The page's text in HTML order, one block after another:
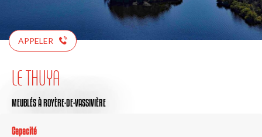
APPELER
LE THUYA
MEUBLÉSÀ ROYÈRE-DE-VASSIVIÈRE
Capacité